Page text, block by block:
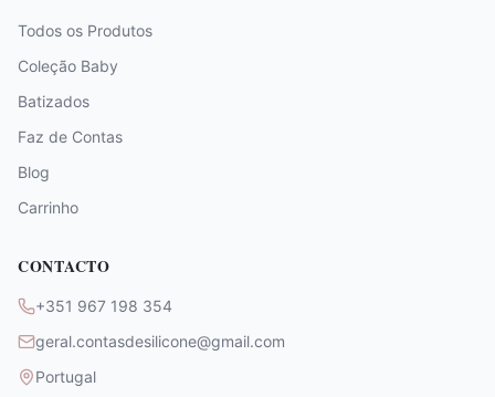
Todos os Produtos
Coleção Baby
Batizados
Faz de Contas
Blog
Carrinho
CONTACTO
+351 967 198 354
geral.contasdesilicone@gmail.com
Portugal